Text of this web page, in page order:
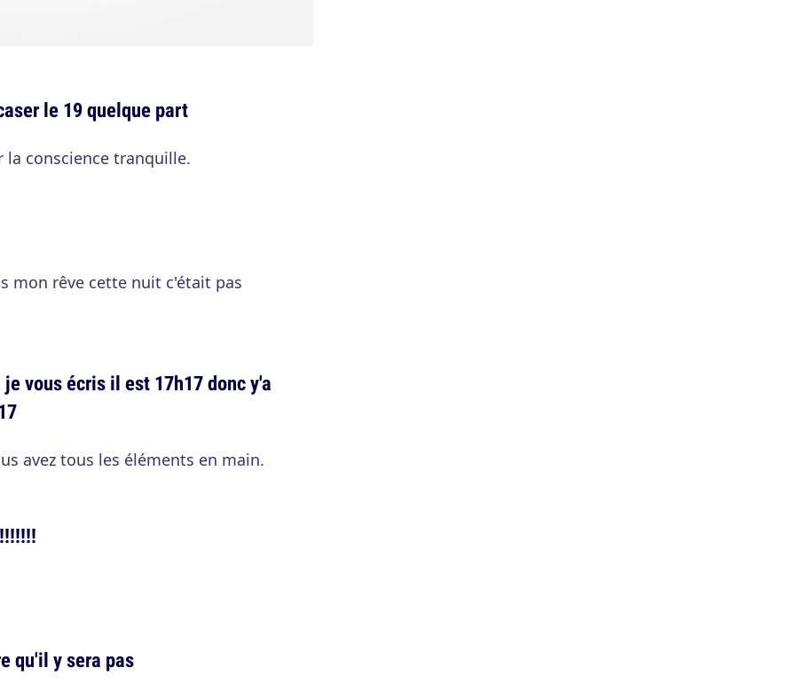
le 19 quelque part
la conscience tranquille.
mon rêve cette nuit c'était pas
vous écris il est 17h17 donc y'a
avez tous les éléments en main.
qu'il y sera pas